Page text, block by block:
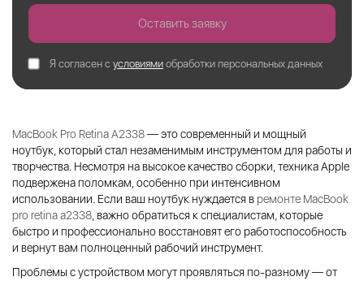
Оставить заявку
Я согласен с условиями обработки персональных данных
MacBook Pro Retina A2338— это современный и мощный
ноутбук, который стал незаменимым инструментом для работы и
творчества. Несмотря на высокое качество сборки, техника Apple
подвержена поломкам, особенно при интенсивном
использовании. Если ваш ноутбук нуждается в ремонте MacBook
pro retina a2338 , важно обратиться к специалистам, которые
быстро и профессионально восстановят его работоспособность
и вернут вам полноценный рабочий инструмент.
Проблемы с устройством могут проявляться по-разному — от